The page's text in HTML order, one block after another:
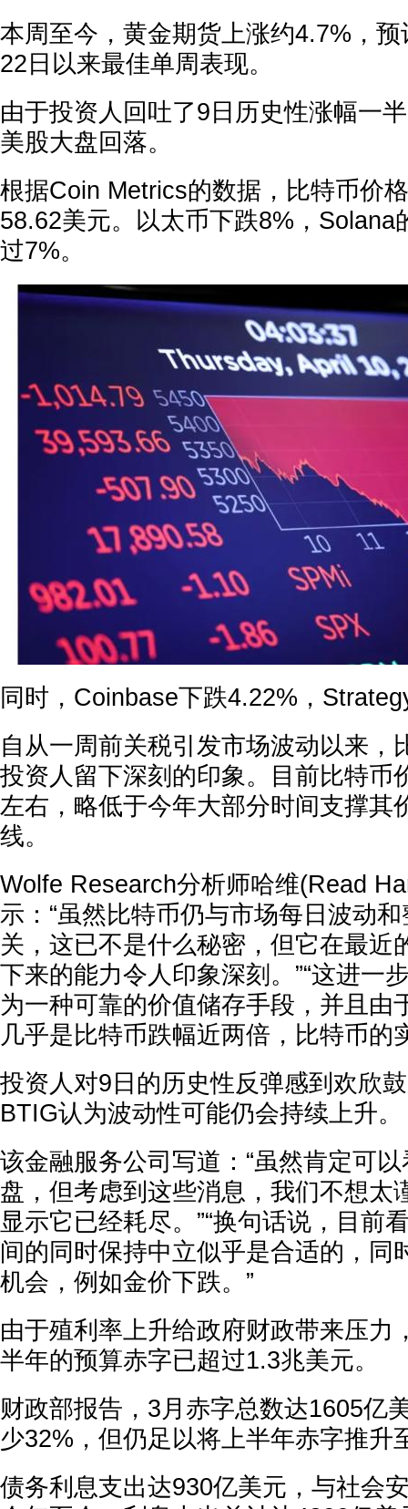
本周至今，黄金期货上涨约4.7%，
22日以来最佳单周表现。
由于投资人回吐了9日历史性涨幅一
美股大盘回落。
根据Coin Metrics的数据，比特币价
58.62美元。以太币下跌8%，Solana
过7%。
同时，Coinbase下跌4.22%，
自从一周前关税引发市场波动以来，
投资人留下深刻的印象。目前比特币
左右，略低于今年大部分时间支撑其
线。
Wolfe Research分析师哈维(Read
示：“虽然比特币仍与市场每日波动
关，这已不是什么秘密，但它在最近
下来的能力令人印象深刻。”“这进一
为一种可靠的价值储存手段，并且由
几乎是比特币跌幅近两倍，比特币的
投资人对9日的历史性反弹感到欢欣
BTIG认为波动性可能仍会持续上升。
该金融服务公司写道：“虽然肯定可
盘，但考虑到这些消息，我们不想太
显示它已经耗尽。”“换句话说，目前
间的同时保持中立似乎是合适的，同
机会，例如金价下跌。”
由于殖利率上升给政府财政带来压力
半年的预算赤字已超过1.3兆美元。
财政部报告，3月赤字总数达1605亿
少32%，但仍足以将上半年赤字推升
债务利息支出达930亿美元，与社会